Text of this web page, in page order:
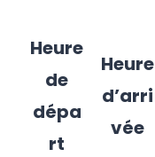
Heure
de
dépa
rt
Heure
d’arri
vée